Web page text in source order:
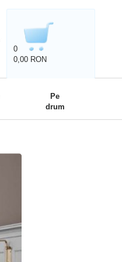
0
0,00 RON
Pe
drum